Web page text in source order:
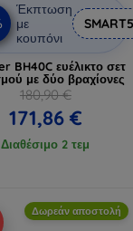
Έκπτωση
με
κουπόνι
SMART5
BH40C ευέλικτο σετ
με δύο βραχίονες
180,90 €
171,86 €
Διαθέσιμο 2 τεμ
Δωρεάν αποστολή